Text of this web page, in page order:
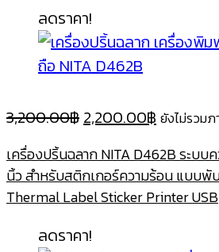
ลดราคา!
3,200.00฿ Original
was:
3,200.00฿.
2,200.00฿Current
is:
ยังไม่รวมภ
เครื่องปริ้นฉลาก NITA D462B ระบบ
นิ้ว สำหรับสติกเกอร์ความร้อน แบบพั
Thermal Label Sticker Printer USB
ลดราคา!